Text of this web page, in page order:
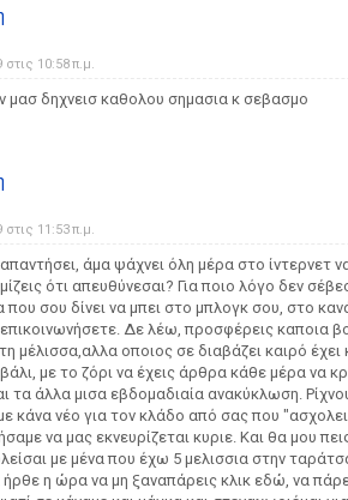
10:58 π.μ.
μασ δηχνεισ καθολου σημασια κ σεβασμο
11:53 π.μ.
άμα ψάχνει όλη μέρα στο ίντερνετ
ότι απευθύνεσαι? Για ποιο λόγο δεν
που σου δίνει να μπει στο μπλογκ σου, στο
Δε λέω, προσφέρεις καποια
μέλισσα,αλλα οποιος σε διαβάζει καιρό έχει
με το ζόρι να έχεις άρθρα κάθε μέρα να
τα άλλα μισα εβδομαδιαία ανακύκλωση.
κάνα νέο για τον κλάδο από σας που
να μας εκνευρίζεται κυριε. Και θα μου
με μένα που έχω 5 μελισσια στην
η ώρα να μη ξαναπάρεις κλικ εδώ, να